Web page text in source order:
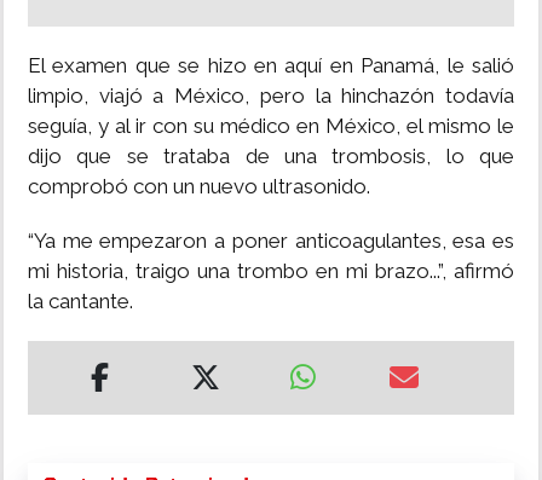
El examen que se hizo en aquí en Panamá, le salió
limpio, viajó a México, pero la hinchazón todavía
seguía, y al ir con su médico en México, el mismo le
dijo que se trataba de una trombosis, lo que
comprobó con un nuevo ultrasonido.
“Ya me empezaron a poner anticoagulantes, esa es
mi historia, traigo una trombo en mi brazo...”, afirmó
la cantante.